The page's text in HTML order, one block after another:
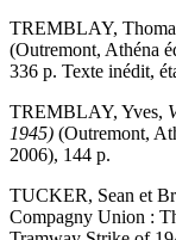
TREMBLAY,
(Outremont, Athéna
336 p. Texte inédit,
TREMBLAY, Yves,
1945) (Outremont,
2006), 144 p.
TUCKER, Sean et
Compagny Union :